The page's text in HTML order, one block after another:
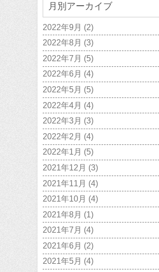
月別アーカイブ
2022年9月 (2)
2022年8月 (3)
2022年7月 (5)
2022年6月 (4)
2022年5月 (5)
2022年4月 (4)
2022年3月 (3)
2022年2月 (4)
2022年1月 (5)
2021年12月 (3)
2021年11月 (4)
2021年10月 (4)
2021年8月 (1)
2021年7月 (4)
2021年6月 (2)
2021年5月 (4)